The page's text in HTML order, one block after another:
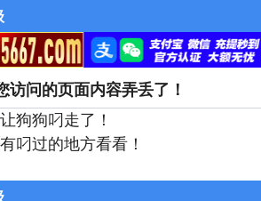
访问的页面内容弄丢了！
狗狗叼走了！
叼过的地方看看！